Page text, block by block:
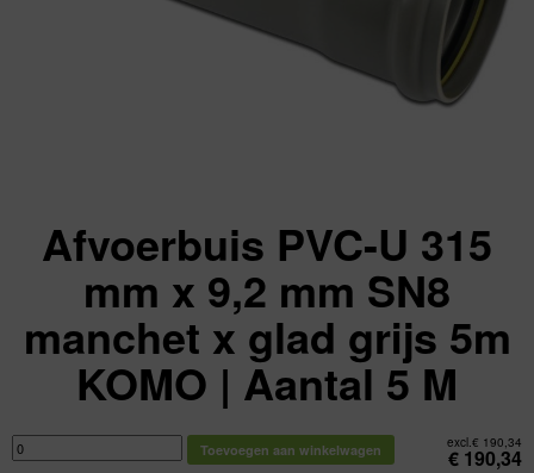
Afvoerbuis PVC-U 315
mm x 9,2 mm SN8
manchet x glad grijs 5m
KOMO | Aantal 5 M
excl.€ 190,34
€ 190,34
Afvoerbuis
PVC-
U
Toevoegen aan winkelwagen